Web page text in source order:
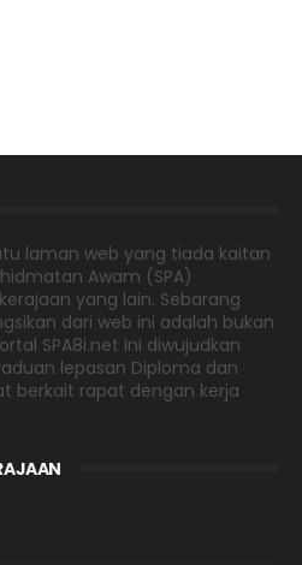
laman web yang tiada kaitan
Awam (SPA)
yang lain. Sebarang
dari web ini adalah bukan
SPA8i.net ini diwujudkan
lepasan Diploma dan
berkait rapat dengan kerja